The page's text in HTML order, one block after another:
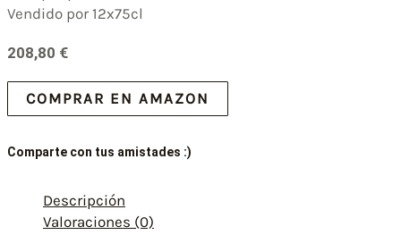
Vendido por 12x75cl
208,80 €
COMPRAR EN AMAZON
Comparte con tus amistades :)
Descripción
Valoraciones (0)